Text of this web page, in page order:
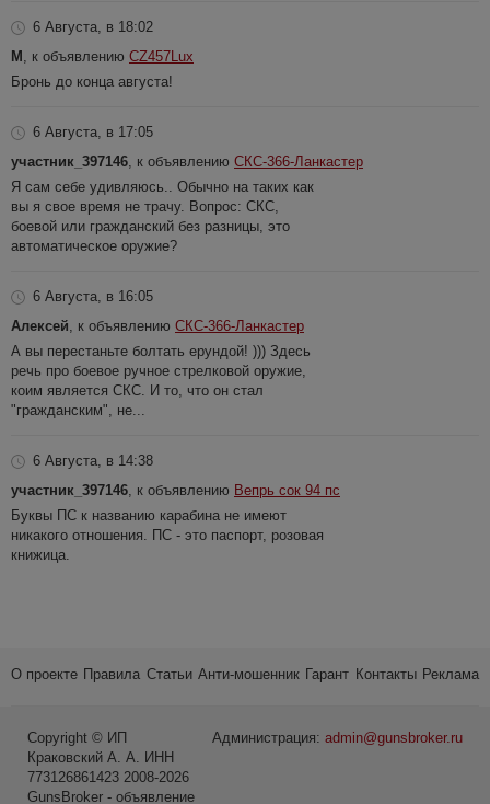
6 Августа, в 18:02
M , к объявлению CZ457Lux
Бронь до конца августа!
6 Августа, в 17:05
участник_397146 , к объявлению СКС-366-Ланкастер
Я сам себе удивляюсь.. Обычно на таких как
вы я свое время не трачу. Вопрос: СКС,
боевой или гражданский без разницы, это
автоматическое оружие?
6 Августа, в 16:05
Алексей , к объявлению СКС-366-Ланкастер
А вы перестаньте болтать ерундой! ))) Здесь
речь про боевое ручное стрелковой оружие,
коим является СКС. И то, что он стал
"гражданским", не...
6 Августа, в 14:38
участник_397146 , к объявлению Вепрь сок 94 пс
Буквы ПС к названию карабина не имеют
никакого отношения. ПС - это паспорт, розовая
книжица.
О проекте Правила Статьи Анти-мошенник Гарант Контакты Реклама
Администрация: admin@gunsbroker.ru
Copyright © ИП
Краковский А. А. ИНН
773126861423 2008-2026
GunsBroker - объявление